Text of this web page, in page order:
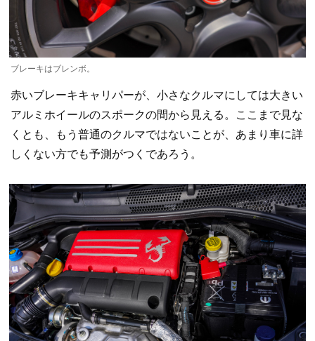
ブレーキはブレンボ。
赤いブレーキキャリパーが、小さなクルマにしては大きい
アルミホイールのスポークの間から見える。ここまで見な
くとも、もう普通のクルマではないことが、あまり車に詳
しくない方でも予測がつくであろう。